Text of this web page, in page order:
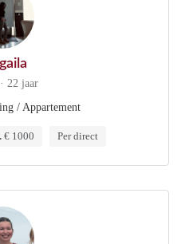
22 jaar
/ Appartement
€ 1000 Per direct